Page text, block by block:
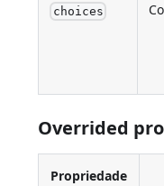
choices
Overrided
Propriedade